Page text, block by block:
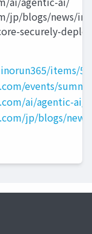
jp/blogs/news/
securely-
items/
events/
ai/agentic-ai/
jp/blogs/